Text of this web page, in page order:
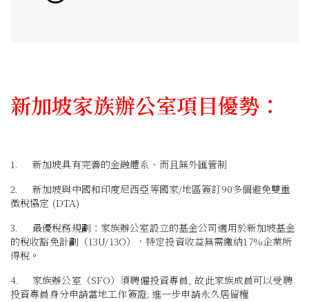
新加坡家族辦公室項目優勢：
1.
新加坡具有完善的金融體系、而且無外匯管制
2.
新加坡與中國和印度尼西亞等國家/地區簽訂90多個避免雙重
徵稅協定 (DTA)
3.
最優稅務規劃：家族辦公室設立的基金公司適用於新加坡基金
的稅收豁免計劃（13U/13O），特定投資收益無需繳納17%企業所
得稅。
4.
家族辦公室（SFO）須聘僱投資專員, 故此家族成員可以受聘
投資專員身分申請當地工作簽證; 進一步申請永久居留權